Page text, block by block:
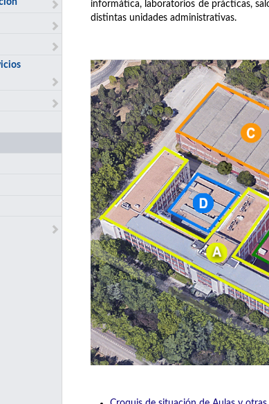
informática, laboratorios de prácticas,
distintas unidades administrativas.